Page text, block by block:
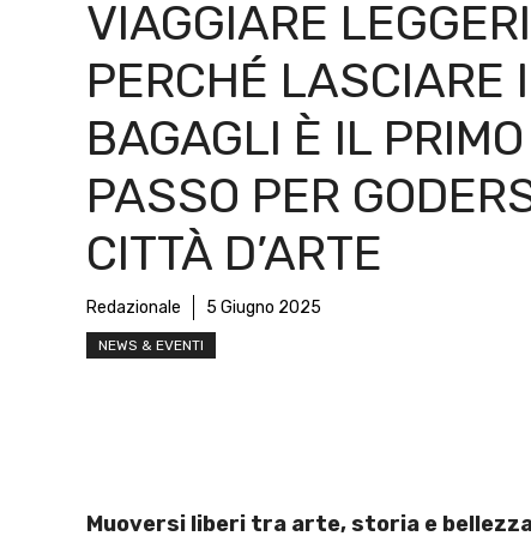
VIAGGIARE
PERCHÉ LASCIARE I
BAGAGLI È IL PRIMO
PASSO PER
CITTÀ D’ARTE
Redazionale 5 Giugno 2025
NEWS & EVENTI
Muoversi liberi tra arte, storia e